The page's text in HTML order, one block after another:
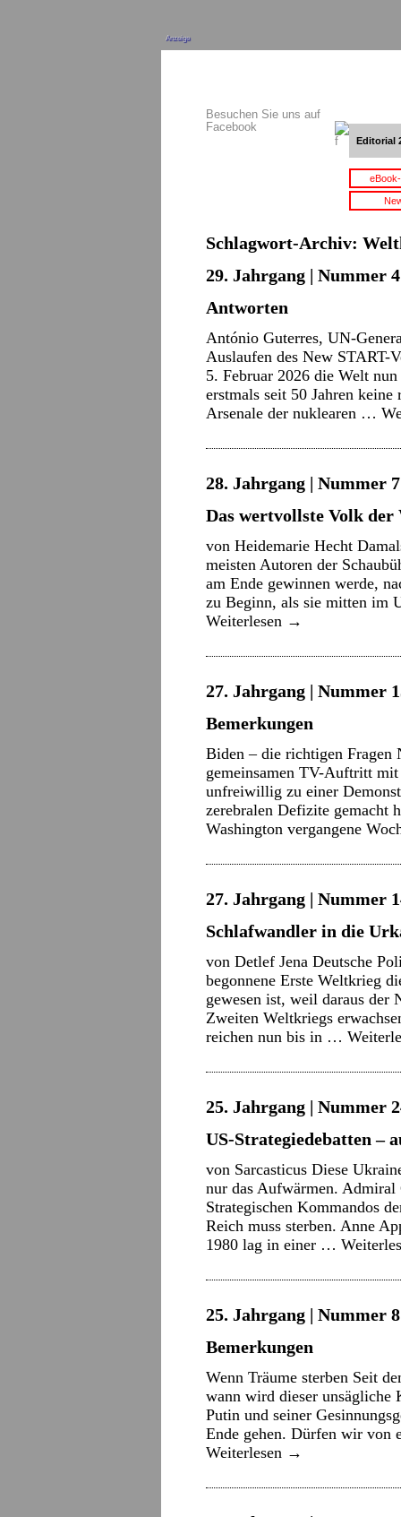
Anzeige
Besuchen Sie uns auf
Facebook
Editorial
Schlagwort-Archiv:
29. Jahrgang | Nummer
Antworten
António Guterres, UN-
Auslaufen des New START-
5. Februar 2026 die Welt
erstmals seit 50 Jahren
Arsenale der nuklearen …
28. Jahrgang | Nummer
Das wertvollste Volk der
von Heidemarie Hecht
meisten Autoren der
am Ende gewinnen werde,
zu Beginn, als sie mitten im
Weiterlesen →
27. Jahrgang | Nummer
Bemerkungen
Biden – die richtigen Fragen
gemeinsamen TV-Auftritt
unfreiwillig zu einer
zerebralen Defizite gemacht
Washington vergangene
27. Jahrgang | Nummer
Schlafwandler in die
von Detlef Jena Deutsche
begonnene Erste Weltkrieg
gewesen ist, weil daraus der
Zweiten Weltkriegs
reichen nun bis in …
25. Jahrgang | Nummer
US-Strategiedebatten –
von Sarcasticus Diese
nur das Aufwärmen. Admiral
Strategischen Kommandos
Reich muss sterben. Anne
1980 lag in einer …
25. Jahrgang | Nummer
Bemerkungen
Wenn Träume sterben Seit
wann wird dieser unsägliche
Putin und seiner
Ende gehen. Dürfen wir von
Weiterlesen →